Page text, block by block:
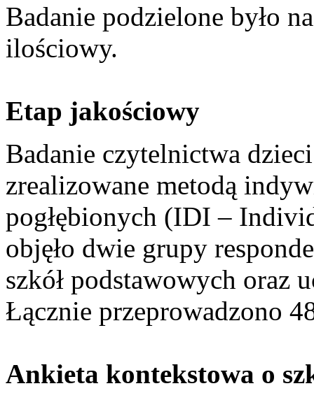
Badanie podzielone było
ilościowy.
Etap jakościowy
Badanie czytelnictwa
zrealizowane metodą
pogłębionych (IDI –
objęło dwie grupy
szkół podstawowych oraz
Łącznie przeprowadzono
Ankieta kontekstowa o